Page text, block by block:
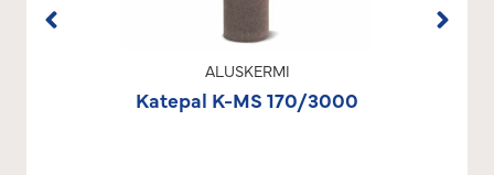
ALUSKERMI
Katepal K-MS 170/3000